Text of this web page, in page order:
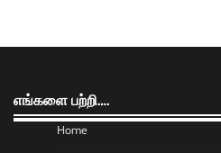
எங்களை பற்றி….
Home